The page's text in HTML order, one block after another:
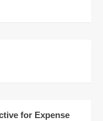
for Expense